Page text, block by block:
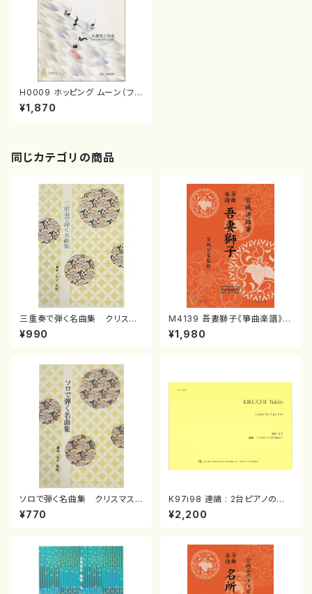
H0009 ホッピング ムーン（フル
ート、オーボエ、クラリネット、フ
ァゴット、 ビブラフォン /久留智
¥1,870
同じカテゴリの商品
三重奏で弾く名曲集 クリスマ
スメドレー( 箏2/大平光美 編
曲/楽譜）
¥990
M4139 吾妻獅子《箏曲楽譜》
（箏/宮城道雄著・宮城宗家監修/
箏曲古典楽譜）
¥1,980
ソロで弾く名曲集 クリスマス・
イブ／恋人がサンタクロース(
箏独奏 /大平光美 編曲/楽
¥770
K97i98 連禱 : 2台ピアノのた
めの（2 Pianos / 菊池 幸夫 /
楽譜）
¥2,200